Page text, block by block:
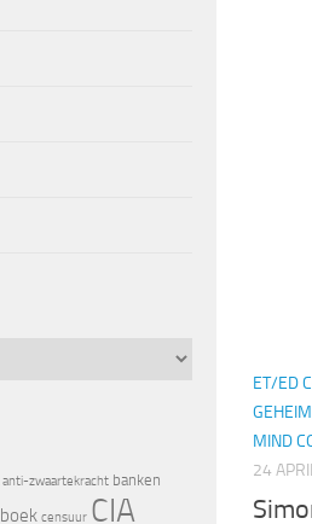
ET/ED
MIND
24
anti-zwaartekracht banken
boek censuur CIA